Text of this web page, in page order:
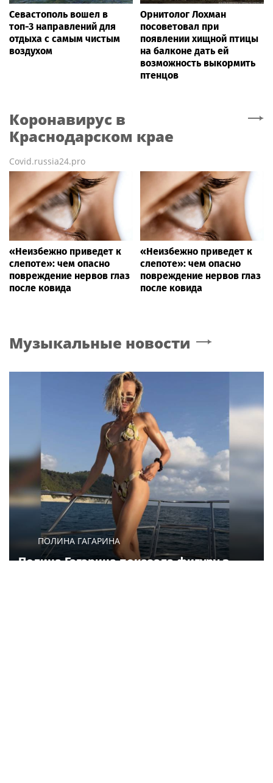
Севастополь вошел в
топ-3 направлений для
отдыха с самым чистым
воздухом
Орнитолог Лохман
посоветовал при
появлении хищной птицы
на балконе дать ей
возможность выкормить
птенцов
Коронавирус в
Краснодарском крае
Covid.russia24.pro
«Неизбежно приведет к
слепоте»: чем опасно
повреждение нервов глаз
после ковида
«Неизбежно приведет к
слепоте»: чем опасно
повреждение нервов глаз
после ковида
Музыкальные новости
ПОЛИНА ГАГАРИНА
Полина Гагарина показала фигуру в